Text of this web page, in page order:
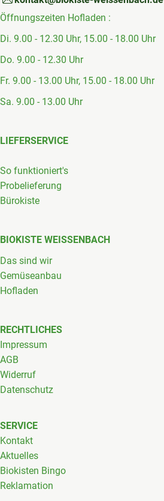
Öffnungszeiten Hofladen :
Di. 9.00 - 12.30 Uhr, 15.00 - 18.00 Uhr
Do. 9.00 - 12.30 Uhr
Fr. 9.00 - 13.00 Uhr, 15.00 - 18.00 Uhr
Sa. 9.00 - 13.00 Uhr
LIEFERSERVICE
So funktioniert's
Probelieferung
Bürokiste
BIOKISTE WEISSENBACH
Das sind wir
Gemüseanbau
Hofladen
RECHTLICHES
Impressum
AGB
Widerruf
Datenschutz
SERVICE
Kontakt
Aktuelles
Biokisten Bingo
Reklamation